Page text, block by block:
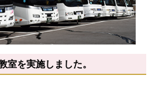
を実施しました。